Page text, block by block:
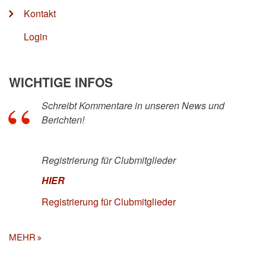
Kontakt
Login
WICHTIGE INFOS
Schreibt Kommentare in unseren News und
Berichten!
Registrierung für Clubmitglieder
HIER
Registrierung für Clubmitglieder
MEHR